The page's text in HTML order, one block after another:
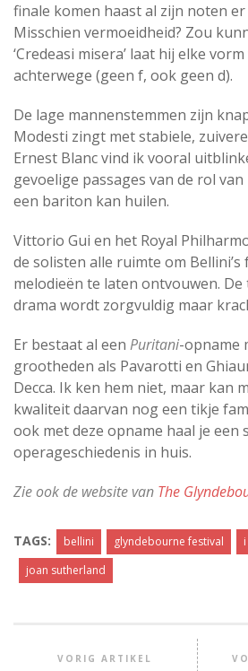
finale komen haast al zijn noten
Misschien vermoeidheid? Zou
‘Credeasi misera’ laat hij elke
achterwege (geen f, ook geen d).
De lage mannenstemmen zijn
Modesti zingt met stabiele,
Ernest Blanc vind ik vooral
gevoelige passages van de rol
een bariton kan huilen.
Vittorio Gui en het Royal
de solisten alle ruimte om Bellini’s
melodieën te laten ontvouwen.
drama wordt zorgvuldig maar
Er bestaat al een Puritani-opname
grootheden als Pavarotti en
Decca. Ik ken hem niet, maar kan
kwaliteit daarvan nog een tikje
ook met deze opname haal je een
operageschiedenis in huis.
Zie ook de website van The
TAGS: bellini glyndebourne festival
joan sutherland
VORIG ARTIKEL